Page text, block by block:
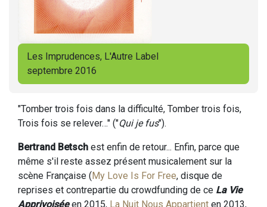
Les Imprudences, L'Autre Label
septembre 2016
"Tomber trois fois dans la difficulté, Tomber trois fois,
Trois fois se relever…" ("Qui je fus").
Bertrand Betsch est enfin de retour... Enfin, parce que
même s'il reste assez présent musicalement sur la
scène Française (My Love Is For Free, disque de
reprises et contrepartie du crowdfunding de ce La Vie
Apprivoiséeen 2015, La Nuit Nous Appartient en 2013,